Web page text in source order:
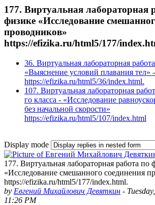
177. Виртуальная лабораторная
физике «Исследование
проводников»
https://efizika.ru/html5/177/
36. Виртуальная лабораторная
«Выяснение условий плавания тел» -
https://efizika.ru/html5/36/index.html.
107. Виртуальная лабораторная
го класса - «Исследование
без начальной скорости»
https://efizika.ru/html5/107/index.html
Display mode
177. Виртуальная лабораторная работа по
«Исследование смешанного соединения
https://efizika.ru/html5/177/index.html.
by Евгений Михайлович Девяткин -
11:26 PM